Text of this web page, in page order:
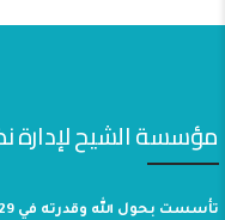
مؤسسة الشيح لإدارة